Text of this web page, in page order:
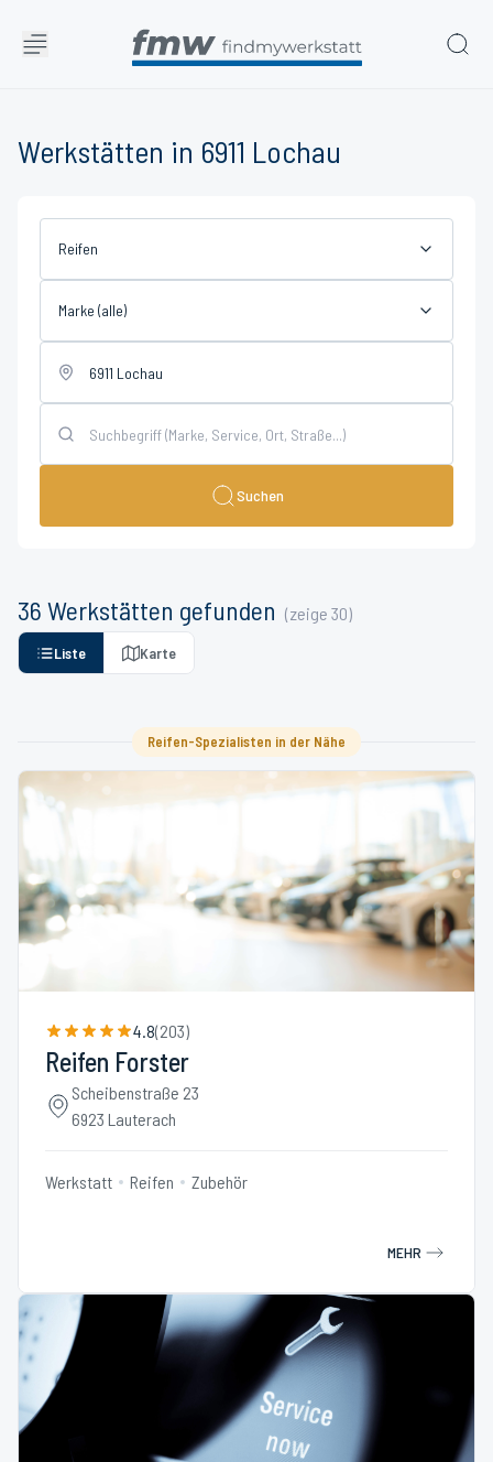
Werkstätten in 6911 Lochau
Reifen
Marke (alle)
Suchen
36 Werkstätten gefunden (zeige 30)
Liste Karte
Reifen-Spezialisten in der Nähe
4.8(203)
Reifen Forster
Scheibenstraße 23
6923 Lauterach
Werkstatt Reifen Zubehör
MEHR